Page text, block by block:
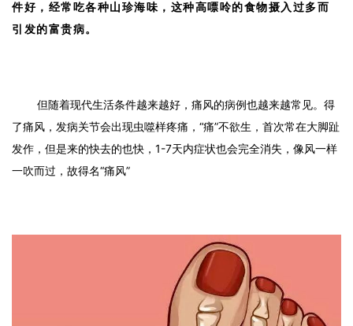
件好，经常吃各种山珍海味，这种高嘌呤的食物摄入过多而
引发的富贵病。
但随着现代生活条件越来越好，痛风的病例也越来越常见。得
了痛风，发病关节会出现虫噬样疼痛，“痛”不欲生，首次常在大脚趾
发作，但是来的快去的也快，1-7天内症状也会完全消失，像风一样
一吹而过，故得名“痛风”